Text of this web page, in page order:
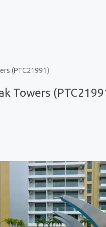
(PTC21991)
Towers